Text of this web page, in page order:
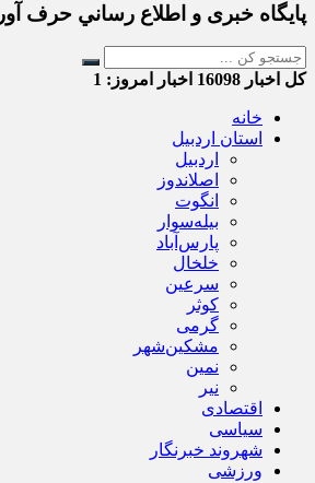
پایگاه خبری و اطلاع رساني حرف آور
کل اخبار اخبار امروز: 1
خانه
استان اردبیل
اردبیل
اصلاندوز
انگوت
بیله‌سوار
پارس‌آباد
خلخال
سرعین
کوثر
گرمی
مشکین‌شهر
نمین
نیر
اقتصادی
سیاسی
شهروند خبرنگار
ورزشی